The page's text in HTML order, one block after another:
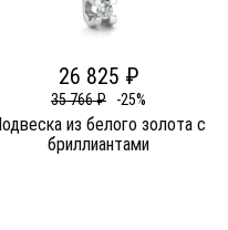
26 825 ₽
35 766 ₽ -25%
из белого золота c
бриллиантами